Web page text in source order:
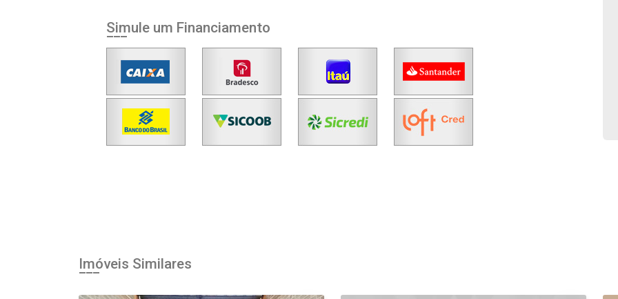
Simule um Financiamento
Agendar Visita
Imóveis Similares